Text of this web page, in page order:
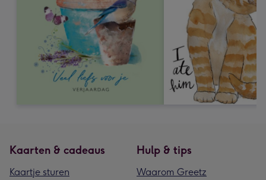
Kaarten & cadeaus
Kaartje sturen
Hulp & tips
Waarom Greetz